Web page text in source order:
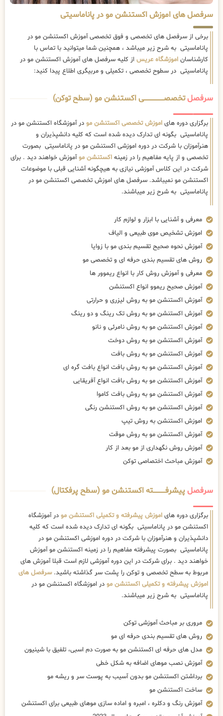
سرفصل های اموزش اکستنشن مو در پاناماسیتی
برخی از سرفصل های تخصصی و فوق تخصصی آموزش اکستنشن مو در
پاناماسیتی به شرح زیر میباشد ، همچنین شما میتوانید با تماس با
کارشناسان اموزشگاه عریس از کلیه سرفصل های آموزش اکستنشن مو در
پاناماسیتی در سطوح تخصصی ، تکمیلی و مربیگری اطلاع پیدا کنید:
سرفصلتخصصــــــــــــــــــــی اکستنشن مو (سطح توکن)
برگزاری دوره های اموزش تخصصی اکستنشن مو در آموزشگاه اکستنشن مو در
پاناماسیتی بگونه ای تدارک دیده شده است که کلیه دانشپذیران و
هنرآموزان با شرکت در دوره اموزشی اکستنشن مو در پاناماسیتی بصورت
تخصصی و از پایه مفاهیم را در زمینه اکستنشن موآموزش خواهند دید . برای
شرکت در این کلاس آموزشی نیازی به هیچگونه آشنایی قبلی با موضوعات
اکستنشن مو نمیباشد. سرفصل های اموزش تخصصی اکستنشن مو در
پاناماسیتی به شرح زیر میباشند.
معرفی و آشنایی با ابزار و لوازم کار
اموزش تشخیص موی طبیعی و الیاف
آموزش نحوه صحیح تقسیم بندی مو با زوایا
روش های تقسیم بندی حرفه ای و تخصصی مو
معرفی و آموزش روش کار با انواع ریموور ها
آموزش صحیح ریموو انواع اکستنشن
آموزش اکستنشن مو به روش لیزری و حرارتی
آموزش اکستنشن مو به روش تک رینگ و دو رینگ
آموزش اکستنشن مو به روش نامرئی و نانو
آموزش اکستنشن مو به روش دوخت
آموزش اکستنشن مو به روش بافت
آموزش اکستنشن مو به روش بافت انواع بافت گره ای
آموزش اکستنشن مو به روش بافت انواع آفریقایی
آموزش اکستنشن مو به روش بافت کاموا
آموزش اکستنشن مو به روش اکستنشن رنگی
اموزش اکستنشن به روش تیپ
آموزش اکستنشن مو به روش موقت
آموزش روش نگهداری از مو بعد از کار
آموزش مباحث اختصاصی توکن
سرفصلپیشرفــــــــــــته اکستنشن مو (سطح پرفکتال)
برگزاری دوره های اموزش پیشرفته و تکمیلی اکستنشن مو در آموزشگاه
اکستنشن مو در پاناماسیتی بگونه ای تدارک دیده شده است که کلیه
دانشپذیران و هنرآموزان با شرکت در دوره اموزشی اکستنشن مو در
پاناماسیتی بصورت پیشرفته مفاهیم را در زمینه اکستنشن مو آموزش
خواهند دید . برای شرکت در این دوره آموزشی لازم است قبلا آموزش های
مربوط به سطح تخصصی و توکن را پشت سر گذاشته باشید.سرفصل های
اموزش پیشرفته و تکمیلی اکستنشن مو در اموزشگاه اکستنشن مو در
پاناماسیتی به شرح زیر میباشند.
مروری بر مباحث آموزشی توکن
روش های تقسیم بندی حرفه ای مو
مدل های حرفه ای اکستنشن مو به صورت دم اسبی، تلفیق با شینیون
آموزش نصب موهای اضافه به شکل خطی
برداشتن اکستنشن مو بدون آسیب به پوست سر و ریشه مو
ساخت اکستنشن مو
آموزش رنگ و دکلره ، امبره و اماده سازی موهای طبیعی برای اکستنشن